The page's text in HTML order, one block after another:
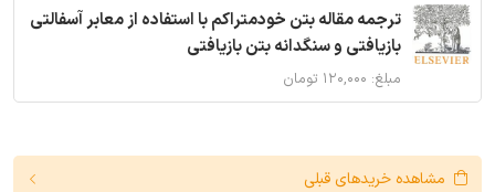
ترجمه مقاله بتن خودمتراکم با استفاده از معابر آسفالتی
بازیافتی و سنگدانه بتن بازیافتی
مبلغ: ۱۲۰,۰۰۰ تومان
مشاهده خریدهای قبلی